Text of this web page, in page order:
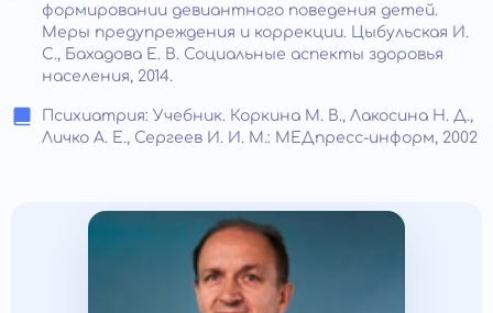
формировании девиантного поведения детей.
Меры предупреждения и коррекции. Цыбульская И.
С., Бахадова Е. В. Социальные аспекты здоровья
населения, 2014.
Психиатрия: Учебник. Коркина М. В., Лакосина Н. Д.,
Личко А. Е., Сергеев И. И. М.: МЕДпресс-информ, 2002